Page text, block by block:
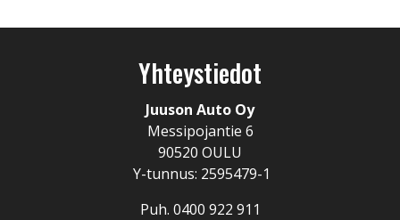
Yhteystiedot
Juuson Auto Oy
Messipojantie 6
90520 OULU
Y-tunnus: 2595479-1
Puh. 0400 922 911